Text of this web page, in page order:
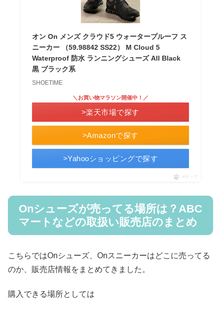
オン On メンズ クラウド5 ウォータープルーフ ス
ニーカー （59.98842 SS22） M Cloud 5
Waterproof 防水 ランニングシューズ All Black
黒 ブラック系
SHOETIME
>Amazonで探す
＼お買い物マラソン開催中！／
>楽天市場で探す
>Yahooショッピングで探す
ポチップ
Onシューズが売ってる場所は？ABC
マートなどの取扱い販売店のまとめ
こちらではOnシューズ、Onスニーカーはどこに売ってる
のか、販売店情報をまとめてきました。
購入できる場所としては